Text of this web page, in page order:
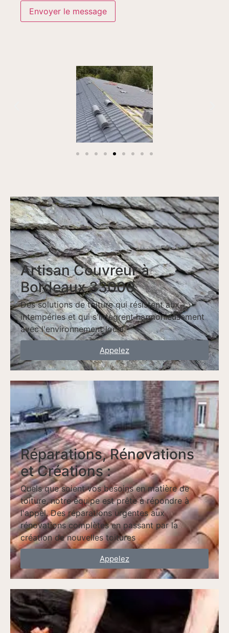
Envoyer le message
Artisan Couvreur à
Bordeaux 33000
Des solutions de toiture qui résistent aux
intempéries et qui s'intègrent harmonieusement
avec l'environnement local.
Appelez
Réparations, Rénovations
et Créations :
Quels que soient vos besoins en matière de
toiture, notre équipe est prête à répondre à
l'appel. Des réparations urgentes aux
rénovations complètes en passant par la
création de nouvelles toitures
Appelez